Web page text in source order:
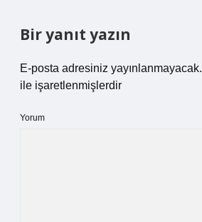
Bir yanıt yazın
E-posta adresiniz yayınlanmayacak.
ile işaretlenmişlerdir
Yorum